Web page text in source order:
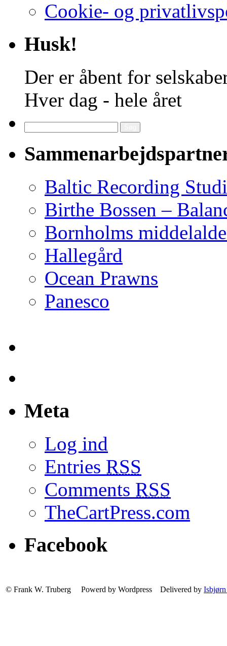
Cookie- og
Husk!
Der er åbent for
Hver dag - hele året
efter:
Baltic Recording
Birthe Bossen –
Bornholms
Hallegård
Ocean Prawns
Panesco
Meta
Log ind
Entries RSS
Comments RSS
TheCartPress.com
Facebook
© Frank W. Truberg Powerd by Wordpress Delivered by